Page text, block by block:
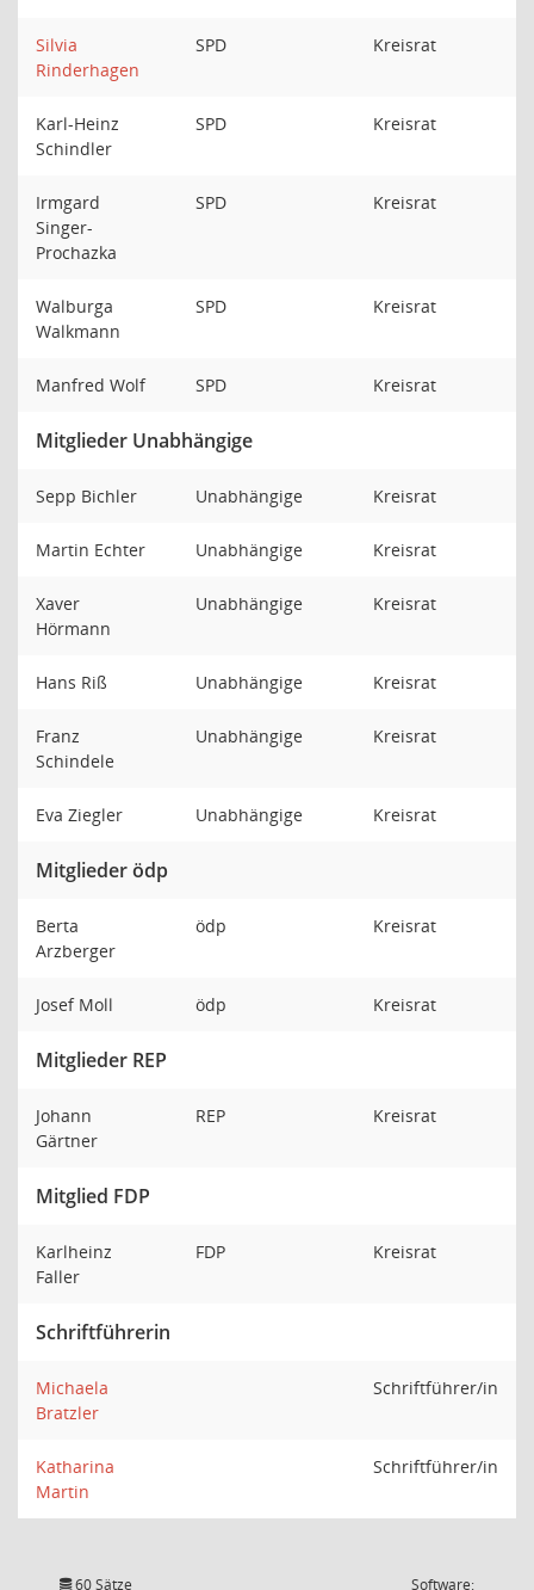
Silvia
Rinderhagen
SPD Kreisrat
Karl-Heinz
Schindler
SPD Kreisrat
Irmgard
Singer-
Prochazka
SPD Kreisrat
Walburga
Walkmann
SPD Kreisrat
Manfred Wolf SPD Kreisrat
Mitglieder Unabhängige
Sepp Bichler Unabhängige Kreisrat
Martin Echter Unabhängige Kreisrat
Xaver
Hörmann
Unabhängige Kreisrat
Hans Riß Unabhängige Kreisrat
Franz
Schindele
Unabhängige Kreisrat
Eva Ziegler Unabhängige Kreisrat
Mitglieder ödp
Berta
Arzberger
ödp Kreisrat
Josef Moll ödp Kreisrat
Mitglieder REP
Johann
Gärtner
REP Kreisrat
Mitglied FDP
Karlheinz
Faller
FDP Kreisrat
Schriftführerin
Michaela
Bratzler
Schriftführer/in
Katharina
Martin
Schriftführer/in
60 Sätze Software: